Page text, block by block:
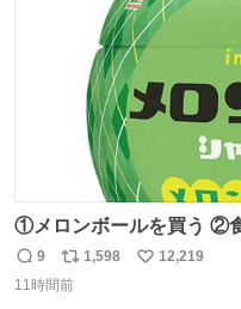
①メロンボールを買う ②
わいい
返
信
9
リ
ポ
1,598
い
12,219
11時間前